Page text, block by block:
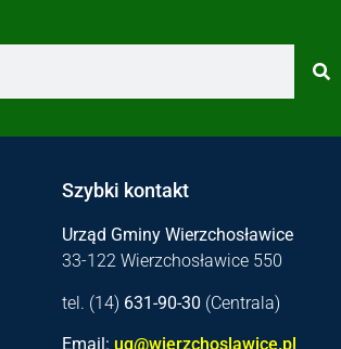
Szybki kontakt
Urząd Gminy Wierzchosławice
33-122 Wierzchosławice 550
tel. (14) 631-90-30 (Centrala)
Email: ug@wierzchoslawice.pl